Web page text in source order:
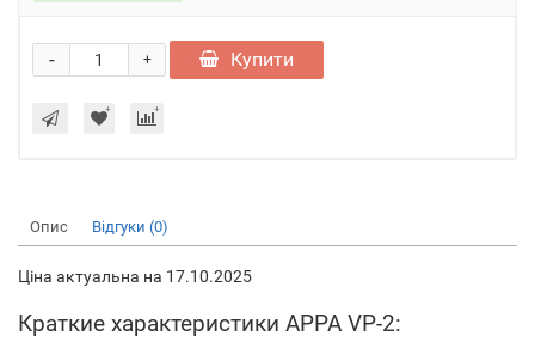
+
- Купити
Опис Відгуки (0)
Ціна актуальна на 17.10.2025
Краткие характеристики APPA VP-2: